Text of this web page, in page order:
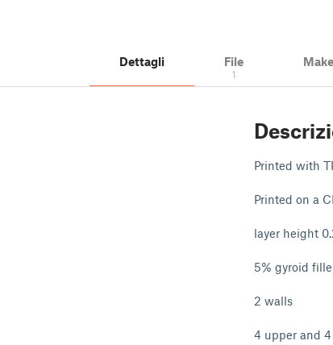
Dettagli File
1
Printed with
Printed on a
layer height
5% gyroid
2 walls
4 upper and